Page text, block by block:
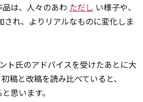
は、人々のあわ ただし い様子や、
され、よりリアルなものに変化しま
ト氏のアドバイスを受けたあとに大
稿と改稿を読み比べていると、
思います。